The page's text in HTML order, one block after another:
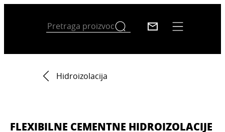
Hidroizolacija
FLEXIBILNE CEMENTNE HIDROIZOLACIJE